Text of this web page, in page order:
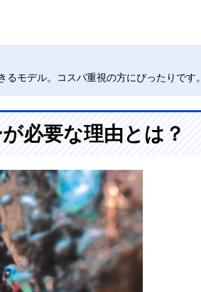
モデル。コスパ重視の方にぴったりです。
必要な理由とは？